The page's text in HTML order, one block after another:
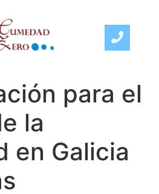
para el
la
en Galicia